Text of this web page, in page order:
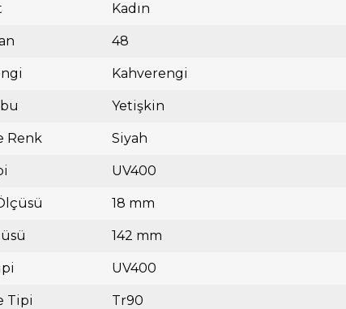
Kadın
48
Kahverengi
Yetişkin
Renk Siyah
UV400
18 mm
142 mm
UV400
Tipi Tr90